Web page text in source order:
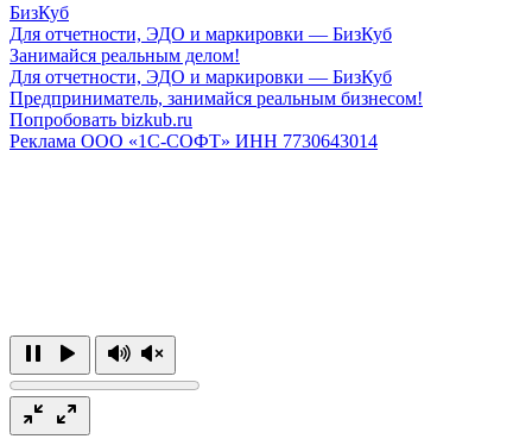
БизКуб
Для отчетности, ЭДО и маркировки — БизКуб
Занимайся реальным делом!
Для отчетности, ЭДО и маркировки — БизКуб
Предприниматель, занимайся реальным бизнесом!
Попробовать bizkub.ru
Реклама ООО «1С-СОФТ» ИНН 7730643014